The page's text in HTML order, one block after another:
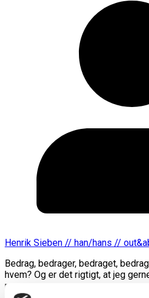
Henrik Sieben // han/hans //
Bedrag, bedrager, bedraget,
hvem? Og er det rigtigt, at jeg
men